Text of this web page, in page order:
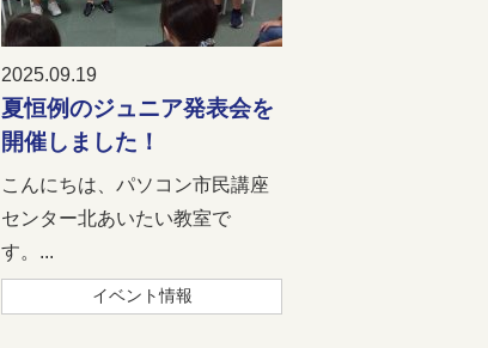
2025.09.19
夏恒例のジュニア発表会を
開催しました！
こんにちは、パソコン市民講座
センター北あいたい教室で
す。...
イベント情報